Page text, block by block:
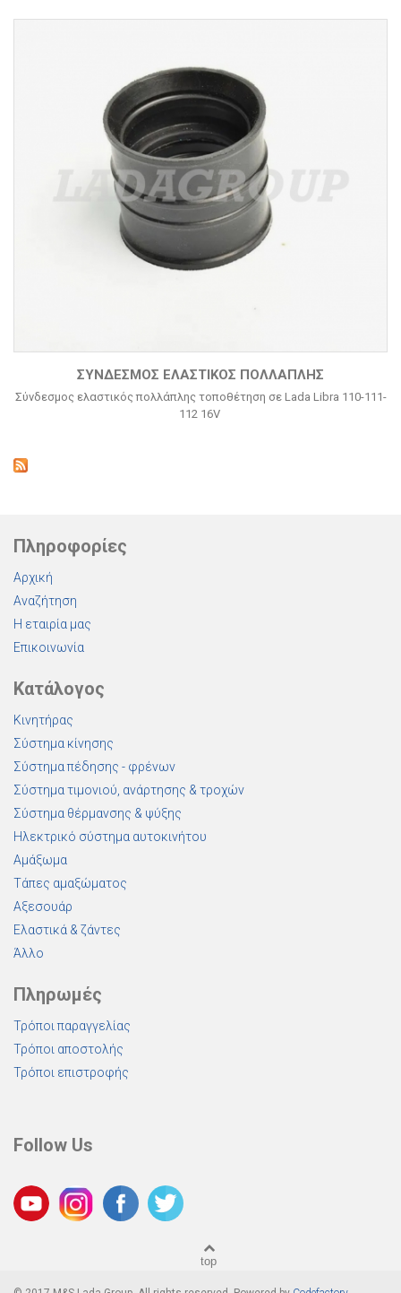
ΣΎΝΔΕΣΜΟΣ ΕΛΑΣΤΙΚΌΣ ΠΟΛΛΆΠΛΗΣ
Σύνδεσμος ελαστικός πολλάπλης τοποθέτηση σε Lada Libra 110-111-
112 16V
Πληροφορίες
Αρχική
Αναζήτηση
Η εταιρία μας
Επικοινωνία
Κατάλογος
Κινητήρας
Σύστημα κίνησης
Σύστημα πέδησης - φρένων
Σύστημα τιμονιού, ανάρτησης & τροχών
Σύστημα θέρμανσης & ψύξης
Ηλεκτρικό σύστημα αυτοκινήτου
Αμάξωμα
Τάπες αμαξώματος
Αξεσουάρ
Ελαστικά & ζάντες
Άλλο
Πληρωμές
Τρόποι παραγγελίας
Τρόποι αποστολής
Τρόποι επιστροφής
Follow Us
top